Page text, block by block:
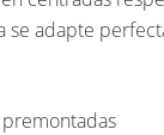
se adapte